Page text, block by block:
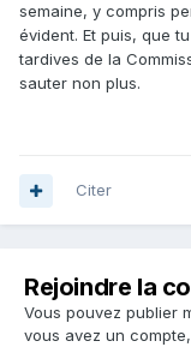
semaine, y compris
évident. Et puis, que
tardives de la
sauter non plus.
Citer
Rejoindre la
Vous pouvez publier
vous avez un compte,